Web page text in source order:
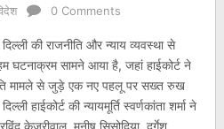
0 Comments
की राजनीति और न्याय व्यवस्था से
घटनाक्रम सामने आया है, जहां हाईकोर्ट ने
मामले से जुड़े एक नए पहलू पर सख्त रुख
हाईकोर्ट की न्यायमूर्ति स्वर्णकांता शर्मा ने
केजरीवाल, मनीष सिसोदिया, दुर्गेश